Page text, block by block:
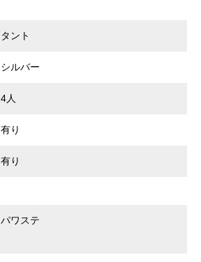
タント
シルバー
4人
有り
有り
パワステ